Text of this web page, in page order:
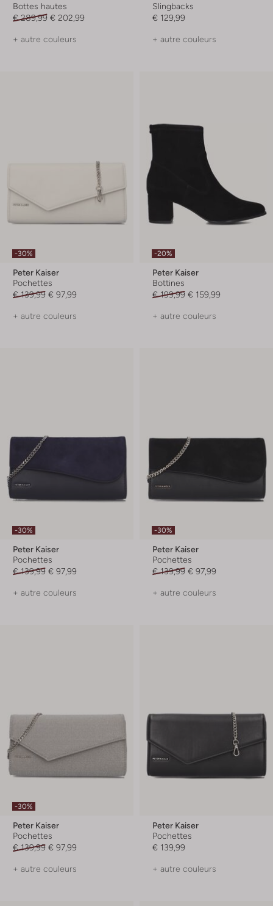
Bottes hautes
€ 289,99 € 202,99
+ autre couleurs
Slingbacks
€ 129,99
+ autre couleurs
-30%
Peter Kaiser
Pochettes
€ 139,99 € 97,99
+ autre couleurs
-20%
Peter Kaiser
Bottines
€ 199,99 € 159,99
+ autre couleurs
-30%
Peter Kaiser
Pochettes
€ 139,99 € 97,99
+ autre couleurs
-30%
Peter Kaiser
Pochettes
€ 139,99 € 97,99
+ autre couleurs
-30%
Peter Kaiser
Pochettes
€ 139,99 € 97,99
+ autre couleurs
Peter Kaiser
Pochettes
€ 139,99
+ autre couleurs